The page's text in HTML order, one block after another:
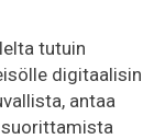
tutuin
digitaalisin
antaa
suorittamista